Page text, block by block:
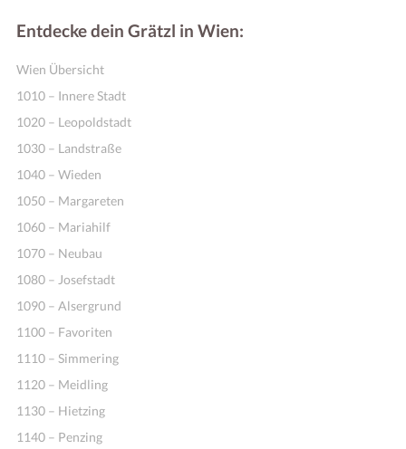
Entdecke dein Grätzl in Wien:
Wien Übersicht
1010 – Innere Stadt
1020 – Leopoldstadt
1030 – Landstraße
1040 – Wieden
1050 – Margareten
1060 – Mariahilf
1070 – Neubau
1080 – Josefstadt
1090 – Alsergrund
1100 – Favoriten
1110 – Simmering
1120 – Meidling
1130 – Hietzing
1140 – Penzing